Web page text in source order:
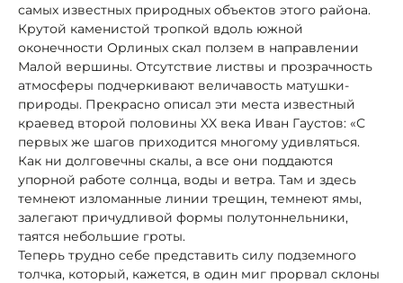
самых известных природных объектов этого района.
Крутой каменистой тропкой вдоль южной
оконечности Орлиных скал ползем в направлении
Малой вершины. Отсутствие листвы и прозрачность
атмосферы подчеркивают величавость матушки-
природы. Прекрасно описал эти места известный
краевед второй половины XX века Иван Гаустов: «С
первых же шагов приходится многому удивляться.
Как ни долговечны скалы, а все они поддаются
упорной работе солнца, воды и ветра. Там и здесь
темнеют изломанные линии трещин, темнеют ямы,
залегают причудливой формы полутоннельники,
таятся небольшие гроты.
Теперь трудно себе представить силу подземного
толчка, который, кажется, в один миг прорвал склоны